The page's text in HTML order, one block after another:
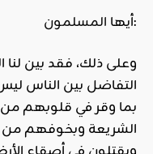
أيها المسلمون
:
وعلى ذلك، فقد بين
التفاضل بين الناس
بما وقر في قلوبهم من
الشريعة وبخوفهم من